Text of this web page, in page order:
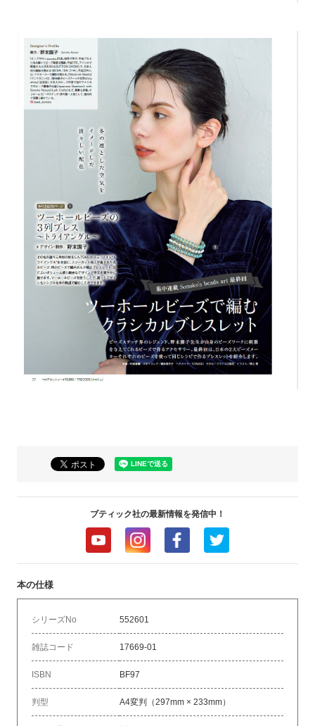
ブティック社の最新情報を発信中！
本の仕様
シリーズNo 552601
雑誌コード 17669-01
ISBN BF97
判型 A4変判（297mm × 233mm）